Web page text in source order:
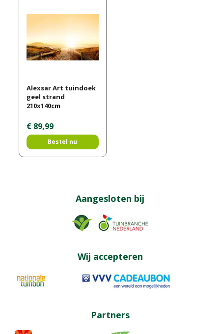
Alexsar Art tuindoek
geel strand
210x140cm
€ 89,99
Bestel nu
Aangesloten bij
Wij accepteren
Partners